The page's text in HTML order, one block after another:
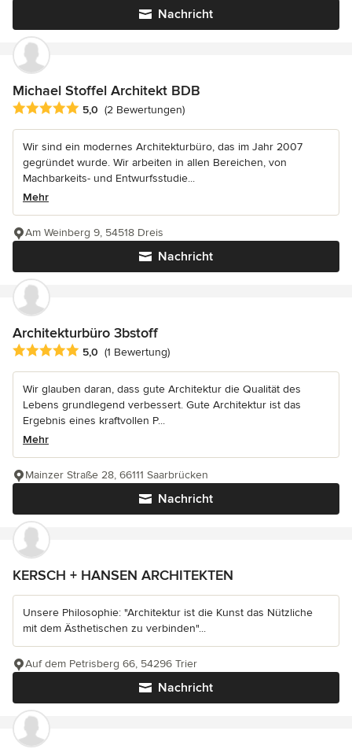
Nachricht
Michael Stoffel Architekt BDB
Durchschnittliche Bewertung: 5 von 5 Sternen
5,0 (2 Bewertungen)
Wir sind ein modernes Architekturbüro, das im Jahr 2007
gegründet wurde. Wir arbeiten in allen Bereichen, von
Machbarkeits- und Entwurfsstudie...
Mehr
Nachricht
Am Weinberg 9, 54518 Dreis
Architekturbüro 3bstoff
Durchschnittliche Bewertung: 5 von 5 Sternen
5,0 (1 Bewertung)
Wir glauben daran, dass gute Architektur die Qualität des
Lebens grundlegend verbessert. Gute Architektur ist das
Ergebnis eines kraftvollen P...
Mehr
Nachricht
Mainzer Straße 28, 66111 Saarbrücken
KERSCH + HANSEN ARCHITEKTEN
Unsere Philosophie: "Architektur ist die Kunst das Nützliche
mit dem Ästhetischen zu verbinden"...
Nachricht
Auf dem Petrisberg 66, 54296 Trier